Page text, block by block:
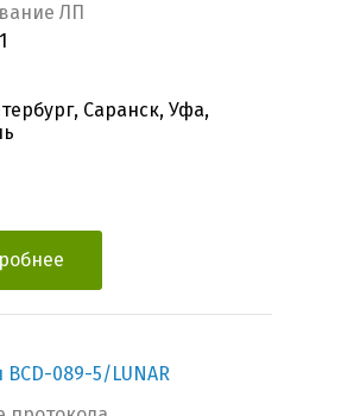
ЛП
Саранск, Уфа,
BCD-089-5/LUNAR